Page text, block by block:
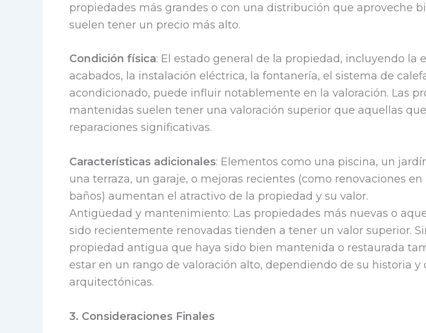
propiedades más grandes o con una distribución que aproveche
suelen tener un precio más alto.
Condición física: El estado general de la propiedad, incluyendo la
acabados, la instalación eléctrica, la fontanería, el sistema de
acondicionado, puede influir notablemente en la valoración. Las
mantenidas suelen tener una valoración superior que aquellas
reparaciones significativas.
Características adicionales: Elementos como una piscina, un
una terraza, un garaje, o mejoras recientes (como renovaciones en
baños) aumentan el atractivo de la propiedad y su valor.
Antigüedad y mantenimiento: Las propiedades más nuevas o
sido recientemente renovadas tienden a tener un valor superior.
propiedad antigua que haya sido bien mantenida o restaurada
estar en un rango de valoración alto, dependiendo de su historia y
arquitectónicas.
3. Consideraciones Finales